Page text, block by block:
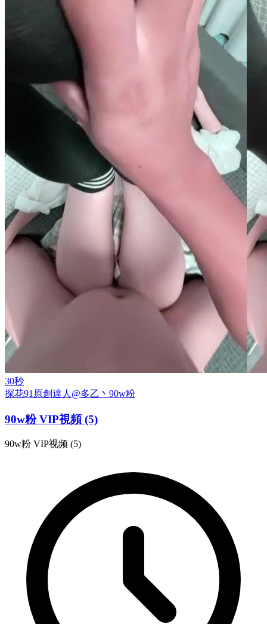
30秒
探花91原創達人@多乙丶 90w粉
90w粉 VIP視頻 (5)
90w粉 VIP视频 (5)